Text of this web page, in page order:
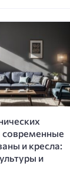
современные
и кресла:
и